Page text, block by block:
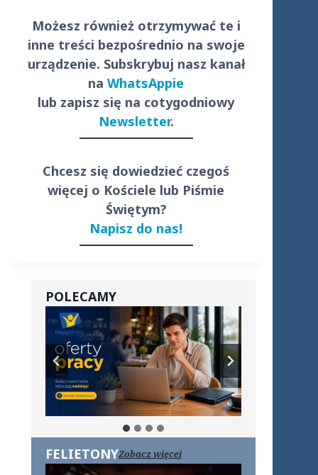
Możesz również otrzymywać te i
inne treści bezpośrednio na swoje
urządzenie. Subskrybuj nasz kanał
naWhatsAppie
lub zapisz się na cotygodniowy
Newsletter.
Chcesz się dowiedzieć czegoś
więcej o Kościele lub Piśmie
Świętym?
Napisz do nas!
POLECAMY
FELIETONYZobacz więcej